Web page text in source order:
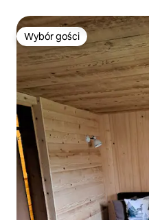
Wybór gości
Wybór gości